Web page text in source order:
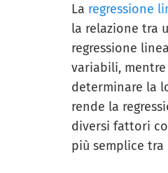
La regressione
la relazione tra
regressione
variabili,
determinare la
rende la
diversi fattori
più semplice